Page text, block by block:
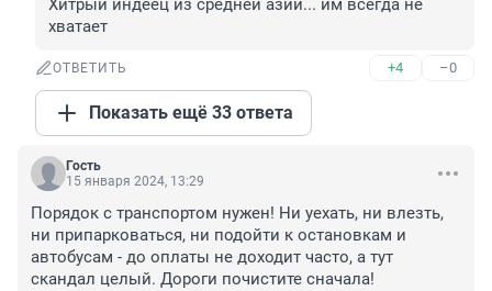
Хитрый индеец из средней азии... им всегда не
хватает
ОТВЕТИТЬ +4 –0
Показать ещё 33 ответа
Гость
15 января 2024, 13:29
Порядок с транспортом нужен! Ни уехать, ни влезть,
ни припарковаться, ни подойти к остановкам и
автобусам - до оплаты не доходит часто, а тут
скандал целый. Дороги почистите сначала!